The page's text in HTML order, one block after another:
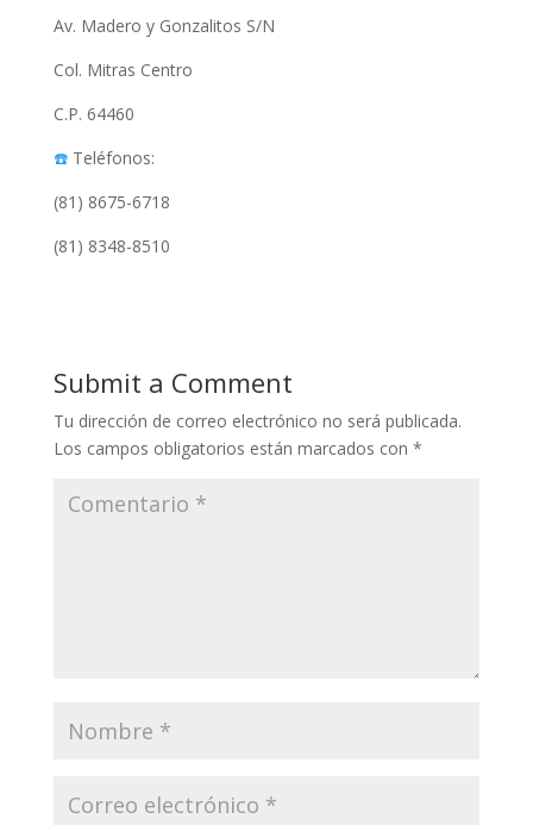
Av. Madero y Gonzalitos S/N
Col. Mitras Centro
C.P. 64460
☎️Teléfonos:
(81) 8675-6718
(81) 8348-8510
Submit a Comment
Tu dirección de correo electrónico no será publicada.
Los campos obligatorios están marcados con *